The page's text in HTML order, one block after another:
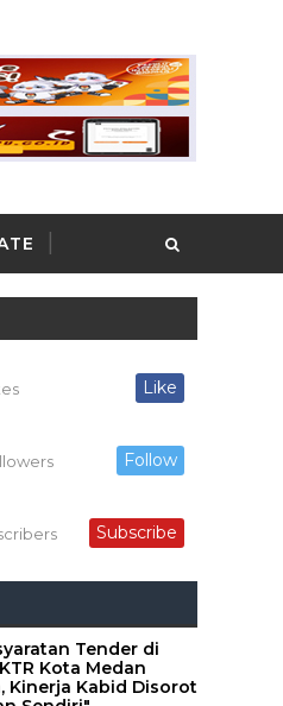
Like
Follow
Subscribe
Tender di
Kota Medan
Kinerja Kabid Disorot